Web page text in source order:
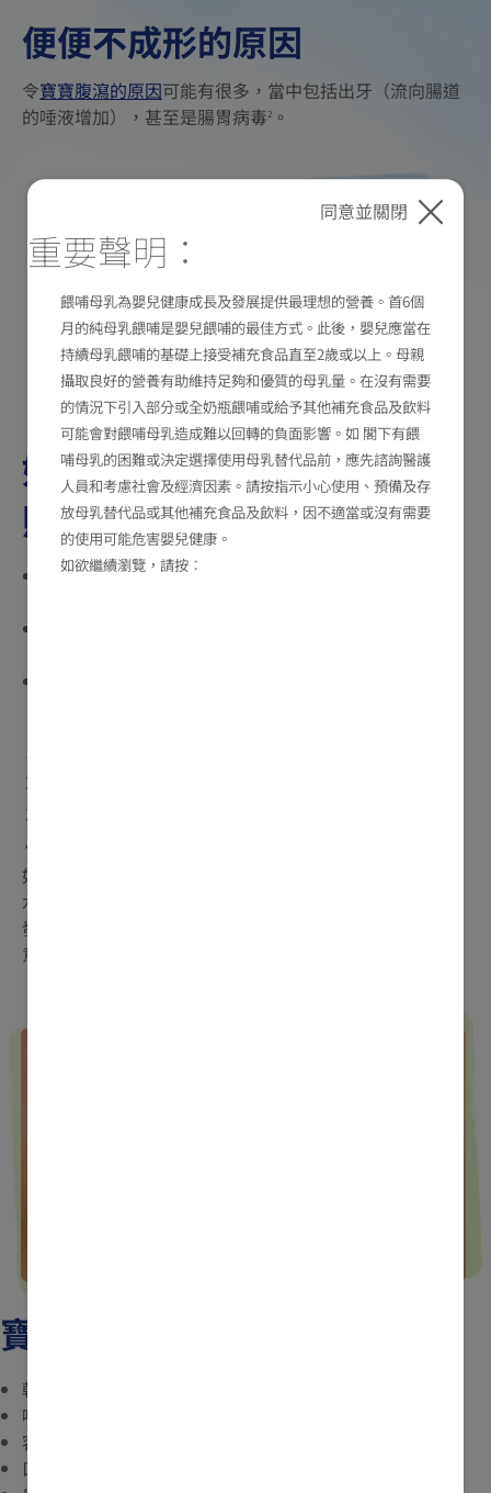
便便不成形的原因
令寶寶腹瀉的原因可能有很多，當中包括出牙（流向腸道
的唾液增加），甚至是腸胃病毒2 。
如何改善便便不成形？如何
照顧肚子不適的寶寶3
如果您正在餵哺母乳，請繼續，因為這有助您的寶寶回
如果您經常看到寶寶水便，您的寶寶很可能正在流失大量
水分，有可能導致脫水。這種脫水狀況可以在很短時間內
發生。記得讓寶寶多喝水，保持體內的水份。但如果您注
意到有以下的症狀出現，請立即向醫生求助。
寶寶脱水的徵兆
乾澀的眼睛，以及哭泣時沒有或只有很少淚水
嗜睡
容易躁動
口部乾燥
同意並關閉
重要聲明：
餵哺母乳為嬰兒健康成長及發展提供最理想的營養。首6個
月的純母乳餵哺是嬰兒餵哺的最佳方式。此後，嬰兒應當在
持續母乳餵哺的基礎上接受補充食品直至2歲或以上。母親
攝取良好的營養有助維持足夠和優質的母乳量。在沒有需要
的情況下引入部分或全奶瓶餵哺或給予其他補充食品及飲料
可能會對餵哺母乳造成難以回轉的負面影響。如 閣下有餵
哺母乳的困難或決定選擇使用母乳替代品前，應先諮詢醫護
人員和考慮社會及經濟因素。請按指示小心使用、預備及存
放母乳替代品或其他補充食品及飲料，因不適當或沒有需要
的使用可能危害嬰兒健康。
如欲繼續瀏覽，請按︰